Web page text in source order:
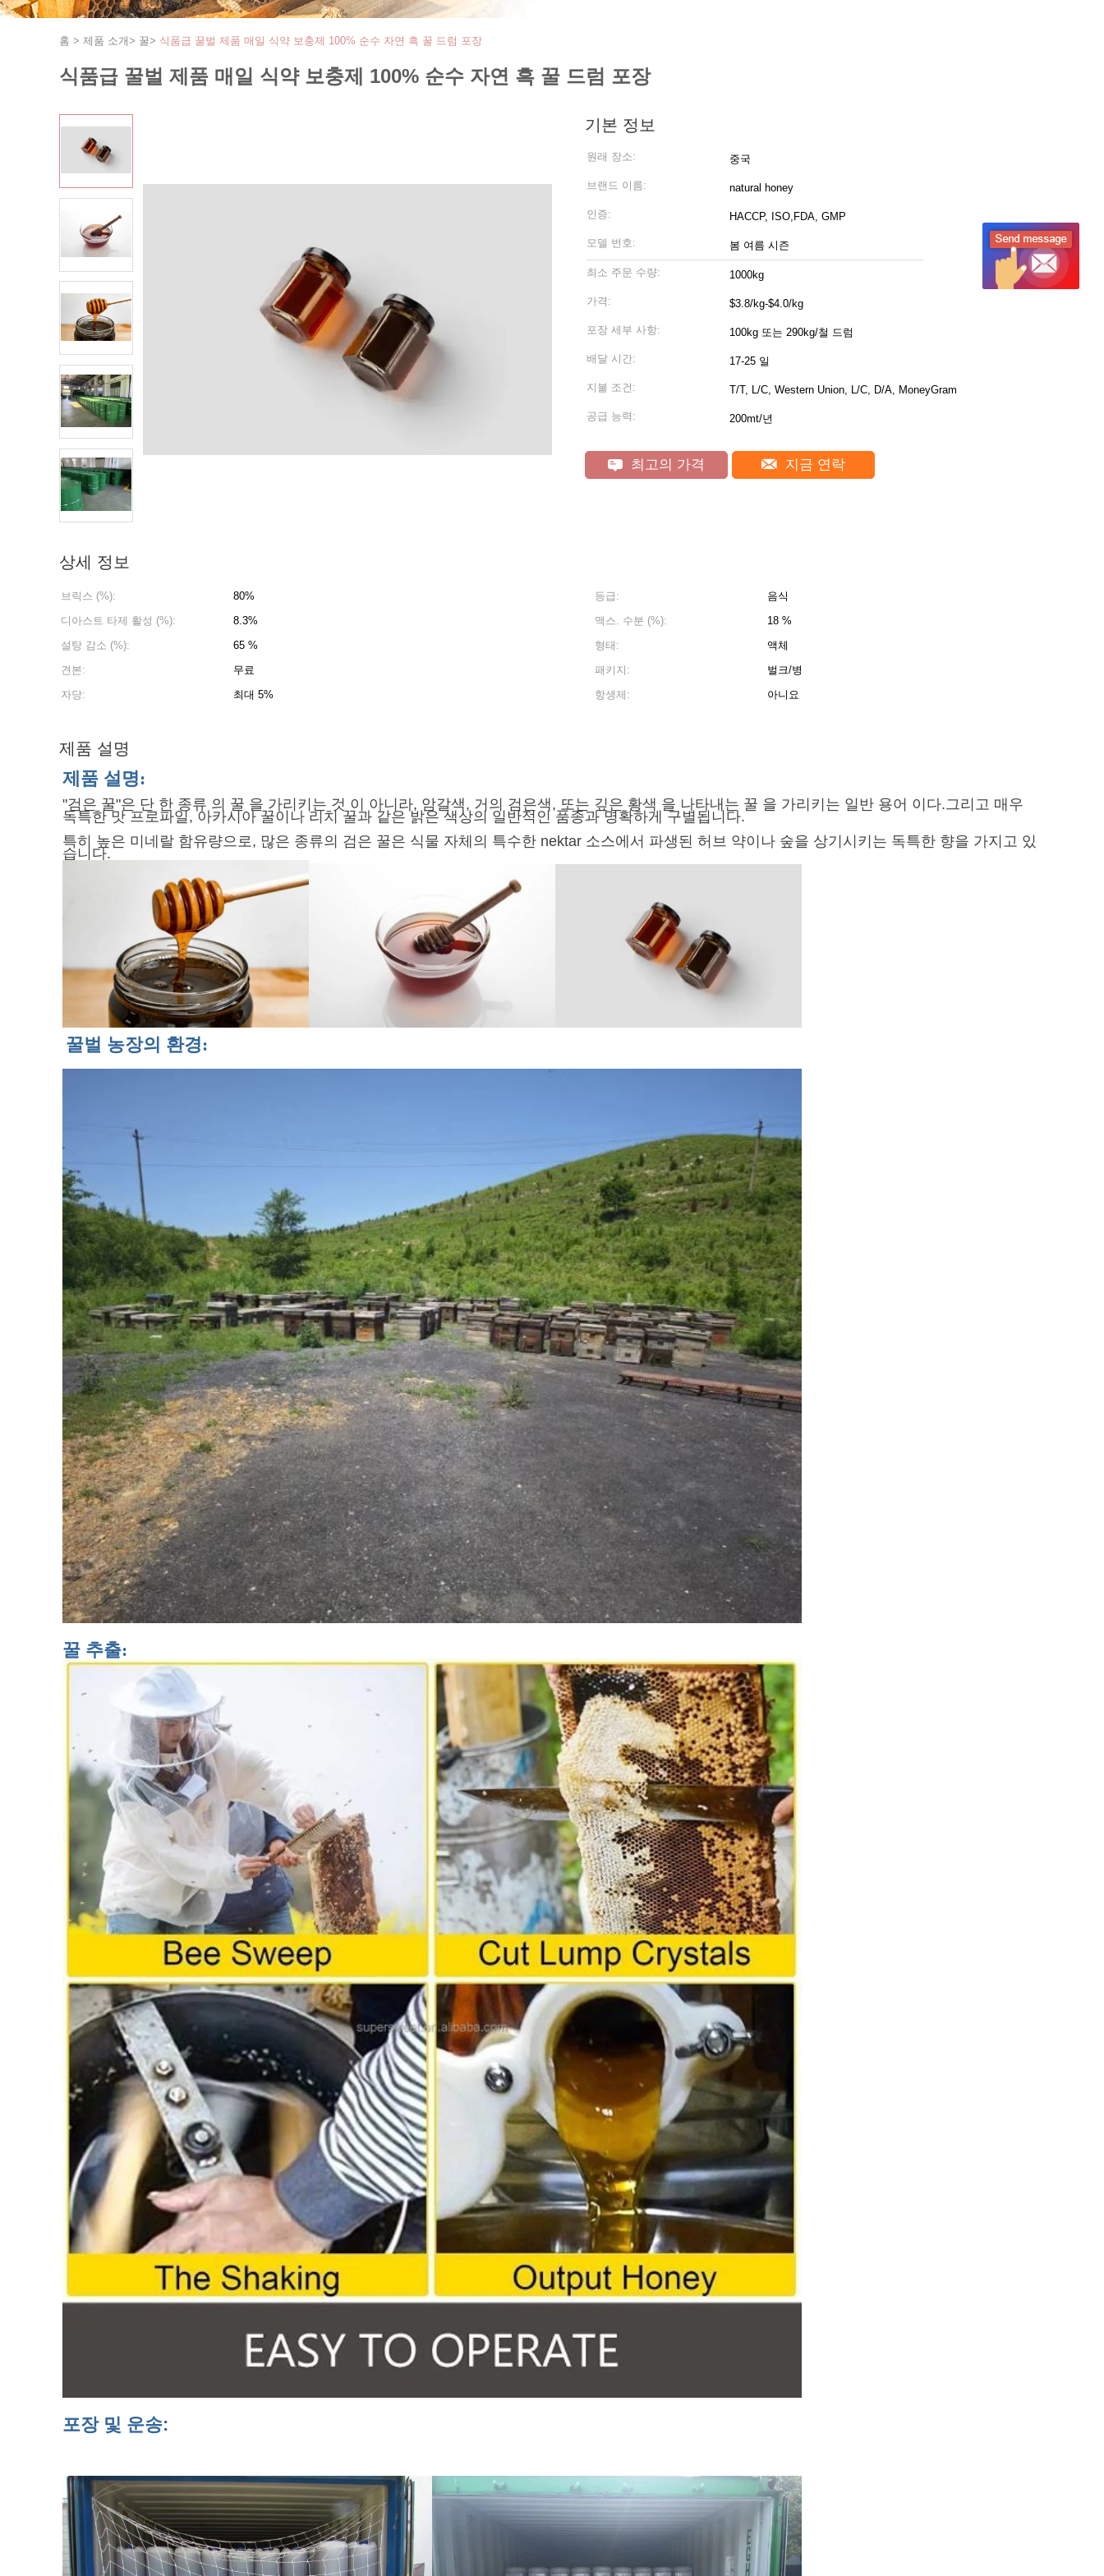
홈 > 제품 소개> 꿀> 식품급 꿀벌 제품 매일 식약 보충제 100% 순수 자연 흑 꿀 드럼 포장
식품급 꿀벌 제품 매일 식약 보충제 100% 순수 자연 흑 꿀 드럼 포장
기본 정보
원래 장소: 중국
브랜드 이름: natural honey
인증: HACCP, ISO,FDA, GMP
모델 번호: 봄 여름 시즌
최소 주문 수량: 1000kg
가격: $3.8/kg-$4.0/kg
포장 세부 사항: 100kg 또는 290kg/철 드럼
배달 시간: 17-25 일
지불 조건: T/T, L/C, Western Union, L/C, D/A, MoneyGram
공급 능력: 200mt/년
최고의 가격 지금 연락
상세 정보
브릭스 (%): 80% 등급:
음식
디아스트 타제 활성 (%):
8.3% 맥스. 수분 (%):
18 %
설탕 감소 (%):
65 % 형태:
액체
견본:
무료 패키지:
벌크/병
자당:
최대 5% 항생제: 아니요
제품 설명
제품 설명:
"검은 꿀"은 단 한 종류 의 꿀 을 가리키는 것 이 아니라, 암갈색, 거의 검은색, 또는 깊은 황색 을 나타내는 꿀 을 가리키는 일반 용어 이다.그리고 매우
독특한 맛 프로파일, 아카시아 꿀이나 리치 꿀과 같은 밝은 색상의 일반적인 품종과 명확하게 구별됩니다.
특히 높은 미네랄 함유량으로, 많은 종류의 검은 꿀은 식물 자체의 특수한 nektar 소스에서 파생된 허브 약이나 숲을 상기시키는 독특한 향을 가지고 있
습니다.
꿀벌 농장의 환경:
꿀 추출:
포장 및 운송: